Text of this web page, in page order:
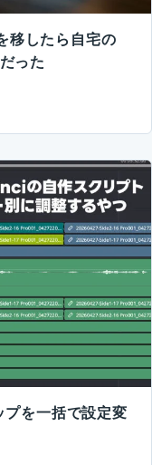
移したら自宅の
った
を一括で設定変